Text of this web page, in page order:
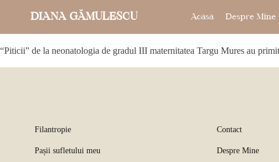
DIANA GĂMULESCU Acasa Despre Mine
“Piticii” de la neonatologia de gradul III maternitatea Targu Mures au
Filantropie
Pașii sufletului meu
Contact
Despre Mine